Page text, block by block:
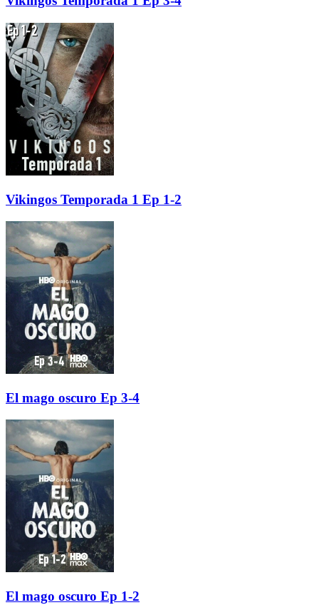
Vikingos Temporada 1 Ep 1-2
El mago oscuro Ep 3-4
El mago oscuro Ep 1-2